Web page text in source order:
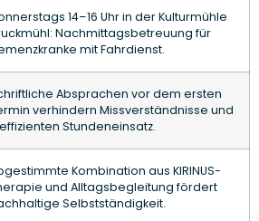
14–16 Uhr in der Kulturmühle
Nachmittagsbetreuung für
mit Fahrdienst.
Absprachen vor dem ersten
verhindern Missverständnisse und
Stundeneinsatz.
Kombination aus KIRINUS-
und Alltagsbegleitung fördert
Selbstständigkeit.